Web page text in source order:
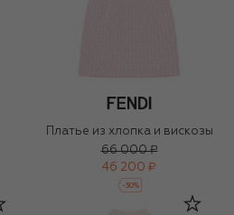
Платье из хлопка и вискозы
66 000 ₽
46 200 ₽
-30%